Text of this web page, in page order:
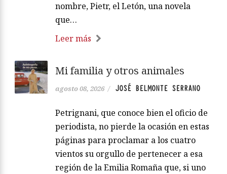
nombre, Pietr, el Letón, una novela
que…
Leer más
Mi familia y otros animales
agosto 08, 2026 / JOSÉ BELMONTE SERRANO
Petrignani, que conoce bien el oficio de
periodista, no pierde la ocasión en estas
páginas para proclamar a los cuatro
vientos su orgullo de pertenecer a esa
región de la Emilia Romaña que, si uno